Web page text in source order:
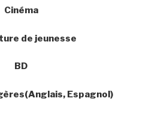
Cinéma
de jeunesse
BD
Espagnol)